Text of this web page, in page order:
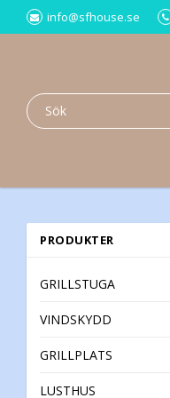
info@sfhouse.se
PRODUKTER
GRILLSTUGA
VINDSKYDD
GRILLPLATS
LUSTHUS